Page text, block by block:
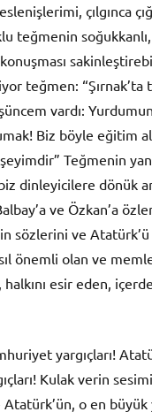
çılgınca
teğmenin
teğmen:
vardı: Yurdumun
Biz böyle eğitim
Teğmenin
dinleyicilere dönük
ve Özkan’a
sözlerini ve Atatürk’ü
önemli olan ve
esir eden,
yargıçları!
Kulak verin
Atatürk’ün, o en